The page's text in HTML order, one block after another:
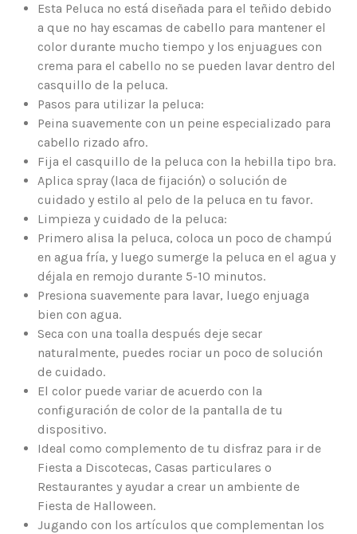
Esta Peluca no está diseñada para el teñido debido
a que no hay escamas de cabello para mantener el
color durante mucho tiempo y los enjuagues con
crema para el cabello no se pueden lavar dentro del
casquillo de la peluca.
Pasos para utilizar la peluca:
Peina suavemente con un peine especializado para
cabello rizado afro.
Fija el casquillo de la peluca con la hebilla tipo bra.
Aplica spray (laca de fijación) o solución de
cuidado y estilo al pelo de la peluca en tu favor.
Limpieza y cuidado de la peluca:
Primero alisa la peluca, coloca un poco de champú
en agua fría, y luego sumerge la peluca en el agua y
déjala en remojo durante 5-10 minutos.
Presiona suavemente para lavar, luego enjuaga
bien con agua.
Seca con una toalla después deje secar
naturalmente, puedes rociar un poco de solución
de cuidado.
El color puede variar de acuerdo con la
configuración de color de la pantalla de tu
dispositivo.
Ideal como complemento de tu disfraz para ir de
Fiesta a Discotecas, Casas particulares o
Restaurantes y ayudar a crear un ambiente de
Fiesta de Halloween.
Jugando con los artículos que complementan los